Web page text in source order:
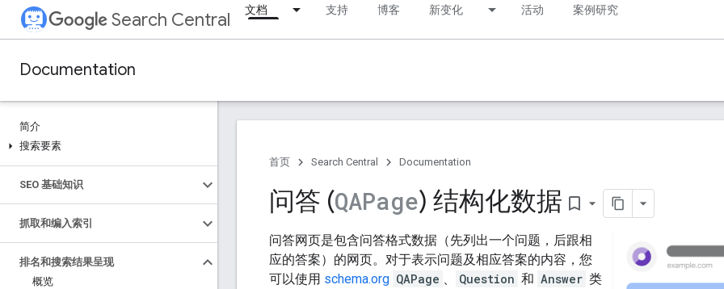
Search Central 文档 支持 博客 新变化 活动 案例研究
Documentation
简介
搜索要素
SEO 基础知识
抓取和编入索引
排名和搜索结果呈现
概览
首页 Search Central Documentation
问答 (QAPage) 结构化数据 bookmark_border
问答网页是包含问答格式数据（先列出一个问题，后跟相
应的答案）的网页。对于表示问题及相应答案的内容，您
可以使用 schema.org QAPage 、 Question 和 Answer 类